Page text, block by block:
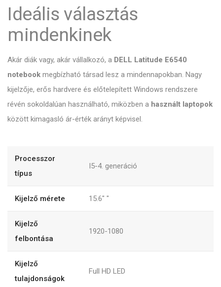
Ideális választás
mindenkinek
Akár diák vagy, akár vállalkozó, a DELL Latitude E6540
notebook megbízható társad lesz a mindennapokban. Nagy
kijelzője, erős hardvere és előtelepített Windows rendszere
révén sokoldalúan használható, miközben a használt laptopok
között kimagasló ár-érték arányt képvisel.
Processzor
típus
I5-4. generáció
Kijelző mérete 15.6" "
Kijelző
felbontása
1920-1080
Kijelző
tulajdonságok
Full HD LED